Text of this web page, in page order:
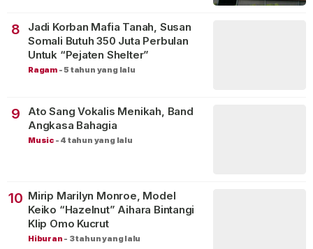
8
Jadi Korban Mafia Tanah, Susan
Somali Butuh 350 Juta Perbulan
Untuk “Pejaten Shelter”
Ragam -5 tahun yang lalu
9
Ato Sang Vokalis Menikah, Band
Angkasa Bahagia
Music - 4 tahun yang lalu
10 Mirip Marilyn Monroe, Model
Keiko “Hazelnut” Aihara Bintangi
Klip Omo Kucrut
Hiburan - 3 tahun yang lalu